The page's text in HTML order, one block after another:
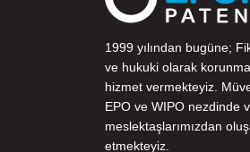
1999 yılından bugüne;
ve hukuki olarak
hizmet vermekteyiz.
EPO ve WIPO nezdinde
meslektaşlarımızdan
etmekteyiz.